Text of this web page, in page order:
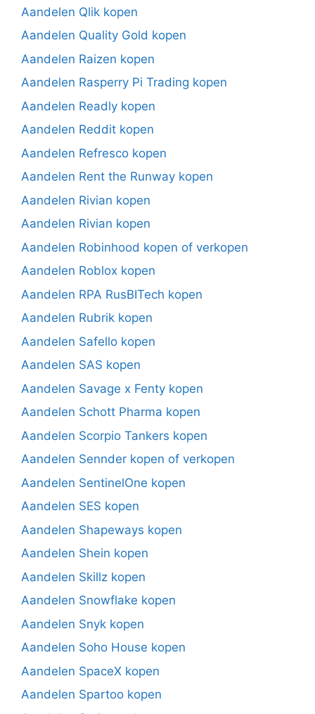
Aandelen Qlik kopen
Aandelen Quality Gold kopen
Aandelen Raizen kopen
Aandelen Rasperry Pi Trading kopen
Aandelen Readly kopen
Aandelen Reddit kopen
Aandelen Refresco kopen
Aandelen Rent the Runway kopen
Aandelen Rivian kopen
Aandelen Rivian kopen
Aandelen Robinhood kopen of verkopen
Aandelen Roblox kopen
Aandelen RPA RusBITech kopen
Aandelen Rubrik kopen
Aandelen Safello kopen
Aandelen SAS kopen
Aandelen Savage x Fenty kopen
Aandelen Schott Pharma kopen
Aandelen Scorpio Tankers kopen
Aandelen Sennder kopen of verkopen
Aandelen SentinelOne kopen
Aandelen SES kopen
Aandelen Shapeways kopen
Aandelen Shein kopen
Aandelen Skillz kopen
Aandelen Snowflake kopen
Aandelen Snyk kopen
Aandelen Soho House kopen
Aandelen SpaceX kopen
Aandelen Spartoo kopen